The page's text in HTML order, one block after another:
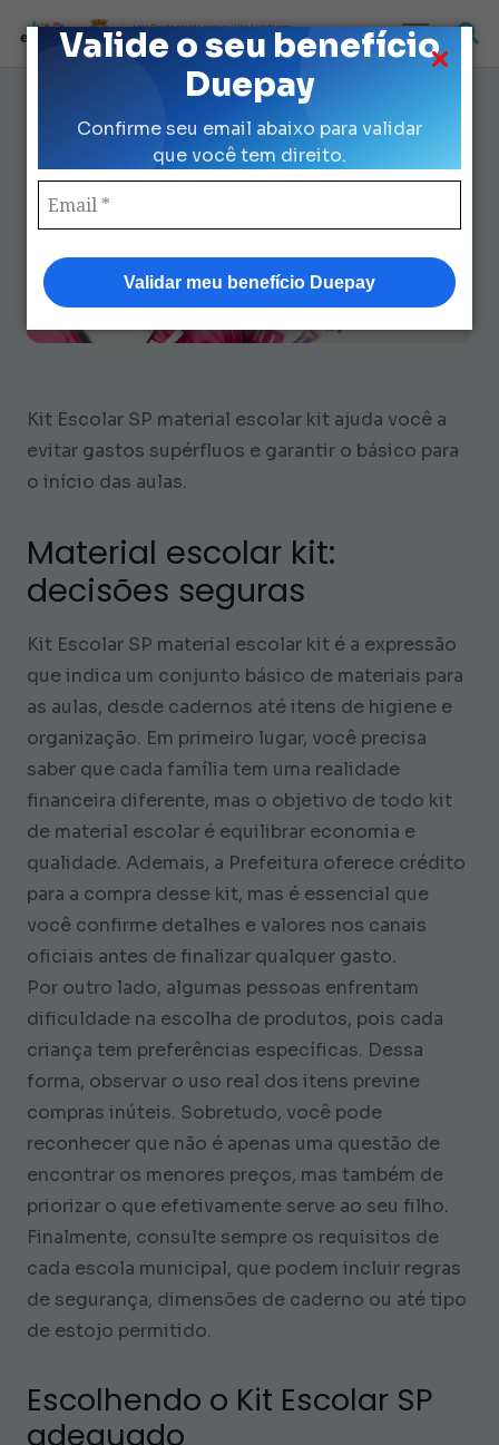
Valide o seu benefício
Duepay
Confirme seu email abaixo para validar
que você tem direito.
Validar meu benefício Duepay
Loja Credenciada para auxilio Uniforme
e Kit Escolar da Prefeitura de São Paulo
Material Escolar Kit: Economize
R$ 344 sem Desperdício
Kit Escolar SP material escolar kit ajuda você a
evitar gastos supérfluos e garantir o básico para
o início das aulas.
Material escolar kit:
decisões seguras
Kit Escolar SP material escolar kit é a expressão
que indica um conjunto básico de materiais para
as aulas, desde cadernos até itens de higiene e
organização. Em primeiro lugar, você precisa
saber que cada família tem uma realidade
financeira diferente, mas o objetivo de todo kit
de material escolar é equilibrar economia e
qualidade. Ademais, a Prefeitura oferece crédito
para a compra desse kit, mas é essencial que
você confirme detalhes e valores nos canais
oficiais antes de finalizar qualquer gasto.
Por outro lado, algumas pessoas enfrentam
dificuldade na escolha de produtos, pois cada
criança tem preferências específicas. Dessa
forma, observar o uso real dos itens previne
compras inúteis. Sobretudo, você pode
reconhecer que não é apenas uma questão de
encontrar os menores preços, mas também de
priorizar o que efetivamente serve ao seu filho.
Finalmente, consulte sempre os requisitos de
cada escola municipal, que podem incluir regras
de segurança, dimensões de caderno ou até tipo
de estojo permitido.
Escolhendo o Kit Escolar SP
adequado